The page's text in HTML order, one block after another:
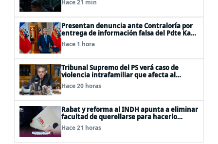
Hace 21 min
Presentan denuncia ante Contraloría por
entrega de información falsa del Pdte Kast
en cadena nacional
Hace 1 hora
Tribunal Supremo del PS verá caso de
violencia intrafamiliar que afecta al
senador Fidel Espinoza
Hace 20 horas
Rabat y reforma al INDH apunta a eliminar
facultad de querellarse para hacerlo
“consultivo”
Hace 21 horas